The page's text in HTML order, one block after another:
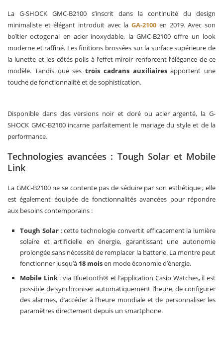
La G-SHOCK GMC-B2100 s’inscrit dans la continuité du design
minimaliste et élégant introduit avec laGA-2100 en 2019. Avec son
boîtier octogonal en acier inoxydable, la GMC-B2100 offre un look
moderne et raffiné. Les finitions brossées sur la surface supérieure de
la lunette et les côtés polis à l’effet miroir renforcent l’élégance de ce
modèle. Tandis que ses trois cadrans auxiliairesapportent une
touche de fonctionnalité et de sophistication.
Disponible dans des versions noir et doré ou acier argenté, la G-
SHOCK GMC-B2100 incarne parfaitement le mariage du style et de la
performance.
Technologies avancées : Tough Solar et Mobile
Link
La GMC-B2100 ne se contente pas de séduire par son esthétique ; elle
est également équipée de fonctionnalités avancées pour répondre
aux besoins contemporains :
Tough Solar: cette technologie convertit efficacement la lumière
solaire et artificielle en énergie, garantissant une autonomie
prolongée sans nécessité de remplacer la batterie. La montre peut
fonctionner jusqu’à 18 moisen mode économie d’énergie.
Mobile Link: via Bluetooth® et l’application Casio Watches, il est
possible de synchroniser automatiquement l’heure, de configurer
des alarmes, d’accéder à l’heure mondiale et de personnaliser les
paramètres directement depuis un smartphone.